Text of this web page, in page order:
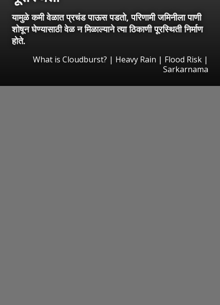
यामुळे कमी वेळात प्रचंड पाऊस पडतो, परिणामी जमिनीला पाणी
शोषून घेण्यासाठी वेळ न मिळाल्याने त्या ठिकाणी पूरस्थिती निर्माण
होते.
What is Cloudburst? | Heavy Rain | Flood Risk |
Sarkarnama